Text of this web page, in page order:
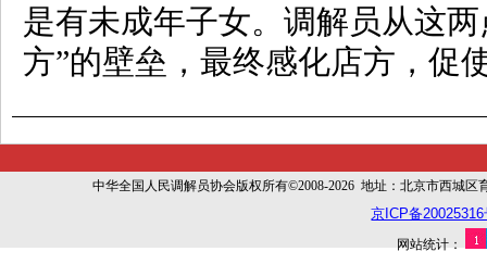
是有未成年子女。调解员从这
方”的壁垒，最终感化店方，促
中华全国人民调解员协会版权所有©2008-2026 地址：北京市西城
京ICP备20025316
网站统计：